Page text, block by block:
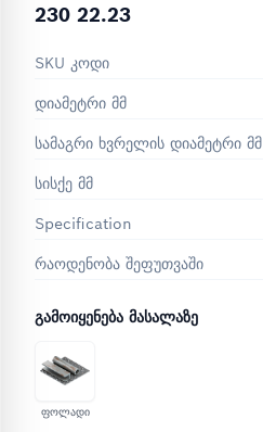
230 22.23
SKU კოდი
დიამეტრი მმ
სამაგრი ხვრელის დიამეტრი მმ
სისქე მმ
Specification
რაოდენობა შეფუთვაში
ᲒᲐᲛᲝᲘᲧᲔᲜᲔᲑᲐ ᲛᲐᲡᲐᲚᲐᲖᲔ
ფოლადი